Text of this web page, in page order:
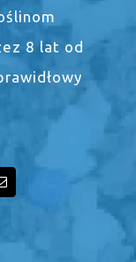
8 lat od